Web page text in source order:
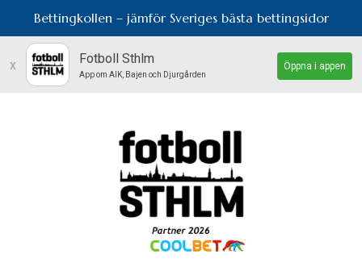
Bettingkollen – jämför Sveriges bästa bettingsidor
x Fotboll Sthlm
App om AIK, Bajen och Djurgården
Öppna i appen